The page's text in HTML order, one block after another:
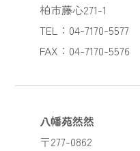
柏市藤心271-1
TEL：04-7170-5577
FAX：04-7170-5576
八幡苑然然
〒277-0862